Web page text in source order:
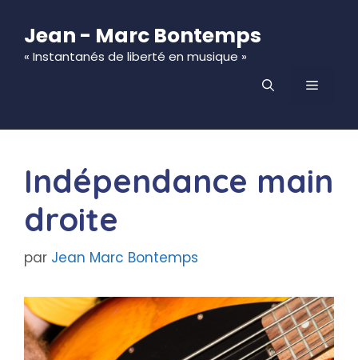
contenu
Jean - Marc Bontemps
« Instantanés de liberté en musique »
MENU
Indépendance main
droite
par Jean Marc Bontemps